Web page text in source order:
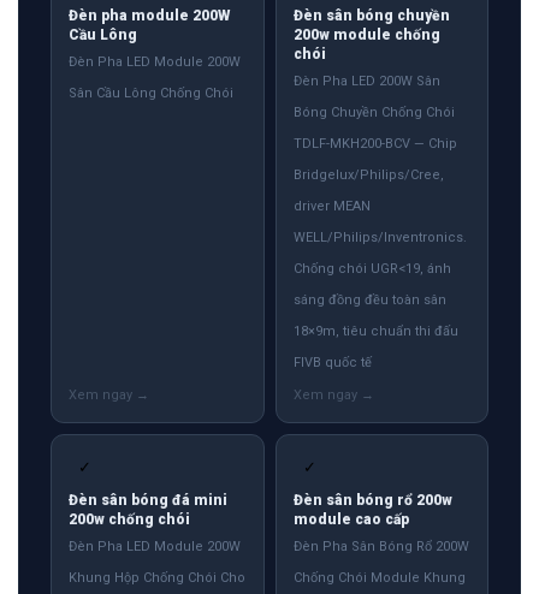
Đèn pha module 200W
Cầu Lông
Đèn Pha LED Module 200W
Sân Cầu Lông Chống Chói
Đèn sân bóng chuyền
200w module chống
chói
Đèn Pha LED 200W Sân
Bóng Chuyền Chống Chói
TDLF-MKH200-BCV — Chip
Bridgelux/Philips/Cree,
driver MEAN
WELL/Philips/Inventronics.
Chống chói UGR<19, ánh
sáng đồng đều toàn sân
18×9m, tiêu chuẩn thi đấu
FIVB quốc tế
✓
Đèn sân bóng đá mini
200w chống chói
Đèn Pha LED Module 200W
Khung Hộp Chống Chói Cho
✓
Đèn sân bóng rổ 200w
module cao cấp
Đèn Pha Sân Bóng Rổ 200W
Chống Chói Module Khung